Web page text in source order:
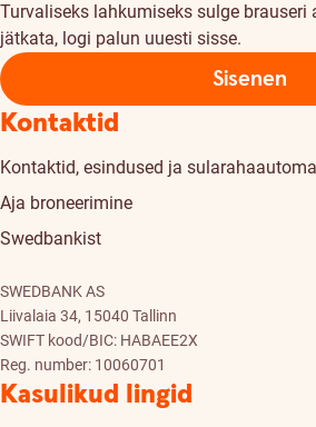
Turvaliseks lahkumiseks sulge brauseri
jätkata, logi palun uuesti sisse.
Sisenen
Kontaktid
Kontaktid, esindused ja
Aja broneerimine
Swedbankist
SWEDBANK AS
Liivalaia 34, 15040 Tallinn
SWIFT kood/BIC: HABAEE2X
Reg. number: 10060701
Kasulikud lingid